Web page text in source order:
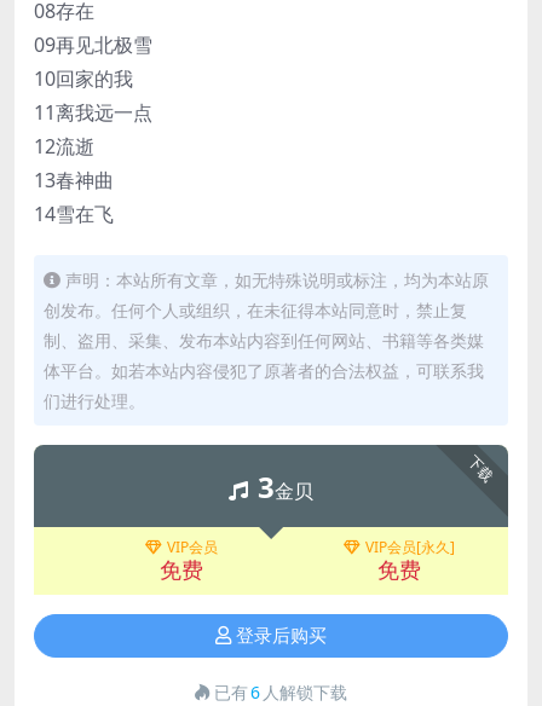
08存在
09再见北极雪
10回家的我
11离我远一点
12流逝
13春神曲
14雪在飞
声明：本站所有文章，如无特殊说明或标注，均为本站原
创发布。任何个人或组织，在未征得本站同意时，禁止复
制、盗用、采集、发布本站内容到任何网站、书籍等各类媒
体平台。如若本站内容侵犯了原著者的合法权益，可联系我
们进行处理。
下载
3金贝
VIP会员
免费
VIP会员[永久]
免费
登录后购买
已有6 人解锁下载